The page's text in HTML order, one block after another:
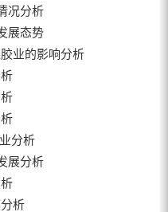
况分析
展态势
业的影响分析
分析
展分析
析